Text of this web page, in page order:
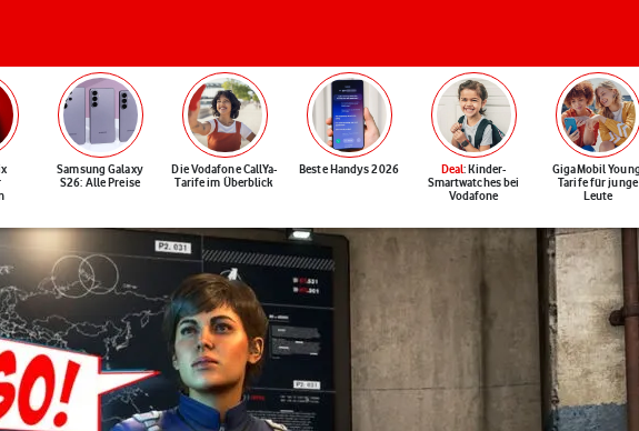
Samsung Galaxy
S26: Alle Preise
Die Vodafone CallYa-
Tarife im Überblick
Beste Handys 2026 Deal: Kinder-
Smartwatches bei
Vodafone
GigaMobil
Tarife für junge
Leute